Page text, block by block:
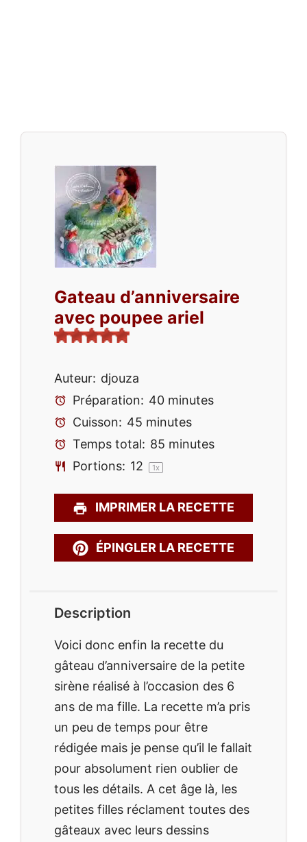
Gateau d’anniversaire
avec poupee ariel
Auteur: djouza
Préparation: 40 minutes
Cuisson: 45 minutes
Temps total: 85 minutes
Portions: 12 1x
IMPRIMER LA RECETTE
ÉPINGLER LA RECETTE
Description
Voici donc enfin la recette du
gâteau d’anniversaire de la petite
sirène réalisé à l’occasion des 6
ans de ma fille. La recette m’a pris
un peu de temps pour être
rédigée mais je pense qu’il le fallait
pour absolument rien oublier de
tous les détails. A cet âge là, les
petites filles réclament toutes des
gâteaux avec leurs dessins